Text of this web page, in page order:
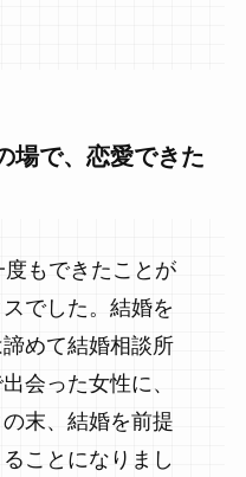
で、恋愛できた
もできたことが
でした。結婚を
めて結婚相談所
会った女性に、
末、結婚を前提
ことになりまし